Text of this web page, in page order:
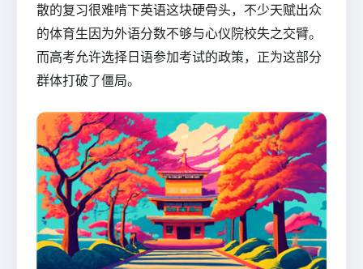
散的复习很难啃下英语这块硬骨头，不少天赋出众
的体育生因为外语分数不够与心仪院校失之交臂。
而高考允许选择日语参加考试的政策，正为这部分
群体打破了僵局。